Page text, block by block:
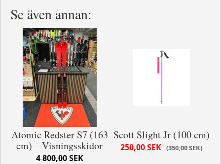
Se även annan:
Atomic Redster S7 (163
cm) – Visningsskidor
4 800,00 SEK
Scott Slight Jr (100 cm)
350,00 SEK
250,00 SEK